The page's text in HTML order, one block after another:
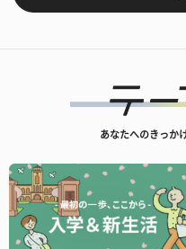
あなたへのきっか